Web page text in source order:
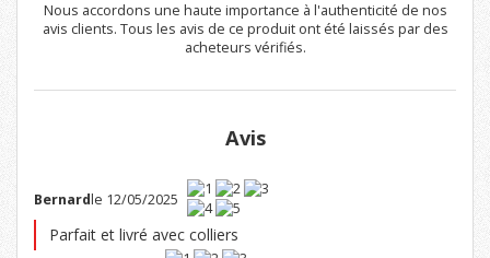
Nous accordons une haute importance à l'authenticité de nos
avis clients. Tous les avis de ce produit ont été laissés par des
acheteurs vérifiés.
Avis
Bernardle 12/05/2025
Parfait et livré avec colliers